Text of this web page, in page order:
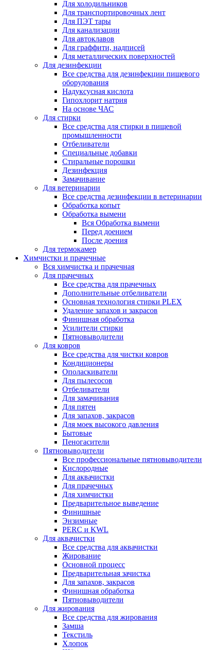
Для холодильников
Для транспортировочных лент
Для ПЭТ тары
Для канализации
Для автоклавов
Для граффити, надписей
Для металлических поверхностей
Для дезинфекции
Все средства для дезинфекции пищевого
оборудования
Надуксусная кислота
Гипохлорит натрия
На основе ЧАС
Для стирки
Все средства для стирки в пищевой
промышленности
Отбеливатели
Специальные добавки
Стиральные порошки
Дезинфекция
Замачивание
Для ветеринарии
Все средства дезинфекции в ветеринарии
Обработка копыт
Обработка вымени
Вся Обработка вымени
Перед доением
После доения
Для термокамер
Химчистки и прачечные
Вся химчистка и прачечная
Для прачечных
Все средства для прачечных
Дополнительные отбеливатели
Основная технология стирки PLEX
Удаление запахов и закрасов
Финишная обработка
Усилители стирки
Пятновыводители
Для ковров
Все средства для чистки ковров
Кондиционеры
Ополаскиватели
Для пылесосов
Отбеливатели
Для замачивания
Для пятен
Для запахов, закрасов
Для моек высокого давления
Бытовые
Пеногасители
Пятновыводители
Все профессиональные пятновыводители
Кислородные
Для аквачистки
Для прачечных
Для химчистки
Предварительное выведение
Финишные
Энзимные
PERC и KWL
Для аквачистки
Все средства для аквачистки
Жирование
Основной процесс
Предварительная зачистка
Для запахов, закрасов
Финишная обработка
Пятновыводители
Для жирования
Все средства для жирования
Замша
Текстиль
Хлопок